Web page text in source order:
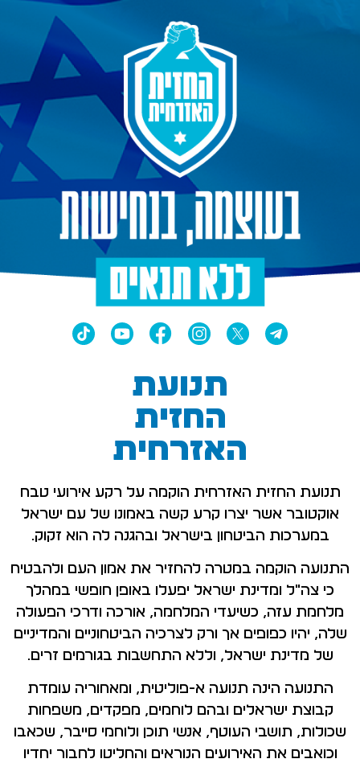
תנועת
החזית
האזרחית
תנועת החזית האזרחית הוקמה על רקע אירועי טבח
אוקטובר אשר יצרו קרע קשה באמונו של עם ישראל
במערכות הביטחון בישראל ובהגנה לה הוא זקוק.
התנועה הוקמה במטרה להחזיר את אמון העם ולהבטיח
כי צה"ל ומדינת ישראל יפעלו באופן חופשי במהלך
מלחמת עזה, כשיעדי המלחמה, אורכה ודרכי הפעולה
שלה, יהיו כפופים אך ורק לצרכיה הביטחוניים והמדיניים
של מדינת ישראל, וללא התחשבות בגורמים זרים.
התנועה הינה תנועה א-פוליטית, ומאחוריה עומדת
קבוצת ישראלים ובהם לוחמים, מפקדים, משפחות
שכולות, תושבי העוטף, אנשי תוכן ולוחמי סייבר, שכאבו
וכואבים את האירועים הנוראים והחליטו לחבור יחדיו